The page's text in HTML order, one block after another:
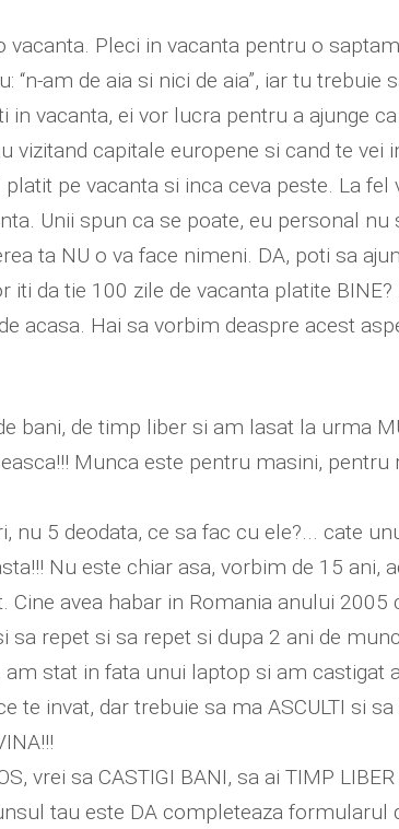
Pleci in vacanta pentru o
am de aia si nici de aia”, iar tu trebuie
vacanta, ei vor lucra pentru a ajunge
vizitand capitale europene si cand te vei
pe vacanta si inca ceva peste. La fel
Unii spun ca se poate, eu personal
ta NU o va face nimeni. DA, poti sa
da tie 100 zile de vacanta platite BINE?
acasa. Hai sa vorbim deaspre acest
bani, de timp liber si am lasat la urma
Munca este pentru masini, pentru
nu 5 deodata, ce sa fac cu ele?... cate
Nu este chiar asa, vorbim de 15 ani,
avea habar in Romania anului 2005
sa repet si sa repet si dupa 2 ani de
stat in fata unui laptop si am castigat
invat, dar trebuie sa ma ASCULTI si
vrei sa CASTIGI BANI, sa ai TIMP
tau este DA completeaza